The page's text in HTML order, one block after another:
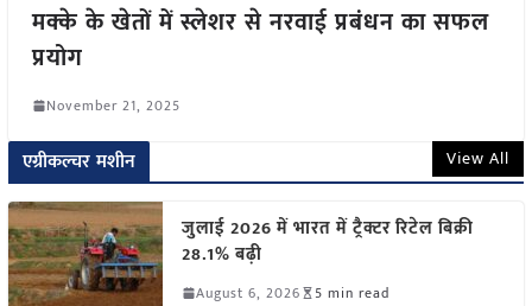
मक्के के खेतों में स्लेशर से नरवाई प्रबंधन का सफल
प्रयोग
November 21, 2025
एग्रीकल्चर मशीन View All
जुलाई 2026 में भारत में ट्रैक्टर रिटेल बिक्री
28.1% बढ़ी
August 6, 2026 5 min read